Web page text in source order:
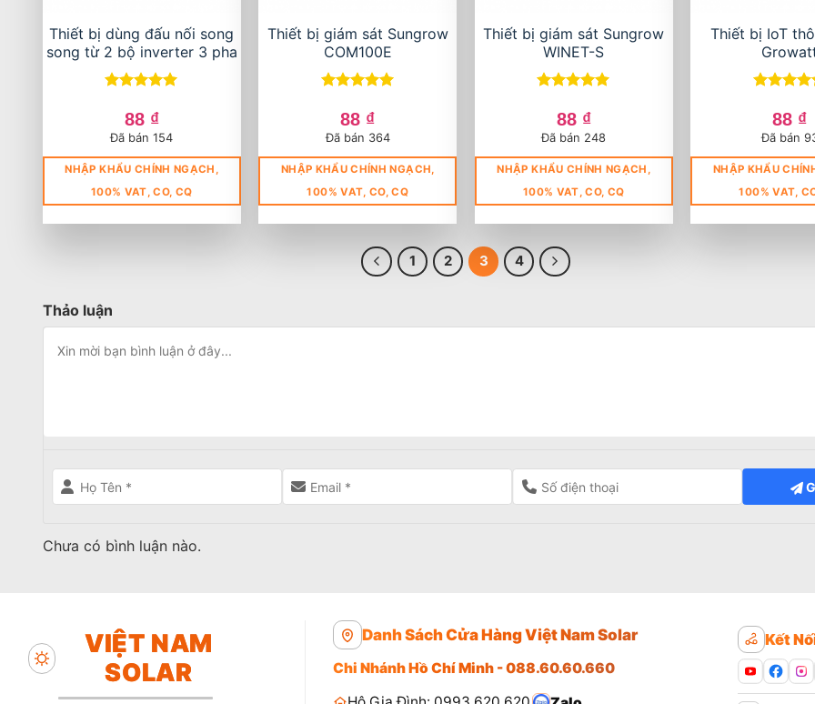
Thiết bị dùng đấu nối song
song từ 2 bộ inverter 3 pha
hạng5 5
sao
88 ₫
Đã bán 154
NHẬP KHẨU CHÍNH NGẠCH,
100% VAT, CO, CQ
Thiết bị giám sát Sungrow
COM100E
hạng5 5
sao
88 ₫
Đã bán 364
NHẬP KHẨU CHÍNH NGẠCH,
100% VAT, CO, CQ
Thiết bị giám sát Sungrow
WINET-S
hạng5 5
sao
88 ₫
Đã bán 248
NHẬP KHẨU CHÍNH NGẠCH,
100% VAT, CO, CQ
Thiết bị IoT
hạng5 5
sao
88 ₫
Đã bán
NHẬP KHẨU
100% VAT,
1 2 3 4
Thảo luận
Chưa có bình luận nào.
VIỆT NAM
SOLAR
Danh Sách Cửa Hàng Việt Nam Solar
Chi Nhánh Hồ Chí Minh - 088.60.60.660
Kết